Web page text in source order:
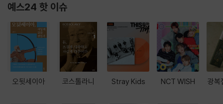
예스24 핫 이슈
오뒷세이아 코스톨라니 Stray Kids NCT WISH 광복